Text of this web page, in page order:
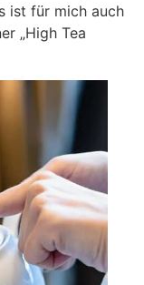
ist für mich auch
„High Tea